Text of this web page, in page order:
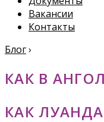
Вакансии
Контакты
Блог›
КАК В
КАК